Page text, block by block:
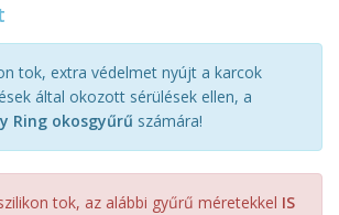
tok, extra védelmet nyújt a karcok
által okozott sérülések ellen, a
Ring okosgyűrű számára!
tok, az alábbi gyűrű méretekkel IS